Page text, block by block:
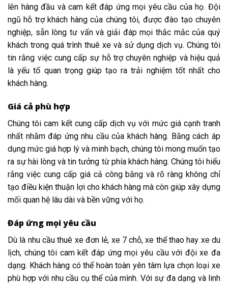
lên hàng đầu và cam kết đáp ứng mọi yêu cầu của họ. Đội
ngũ hỗ trợ khách hàng của chúng tôi, được đào tạo chuyên
nghiệp, sẵn lòng tư vấn và giải đáp mọi thắc mắc của quý
khách trong quá trình thuê xe và sử dụng dịch vụ. Chúng tôi
tin rằng việc cung cấp sự hỗ trợ chuyên nghiệp và hiệu quả
là yếu tố quan trọng giúp tạo ra trải nghiệm tốt nhất cho
khách hàng.
Giá cả phù hợp
Chúng tôi cam kết cung cấp dịch vụ với mức giá cạnh tranh
nhất nhằm đáp ứng nhu cầu của khách hàng. Bằng cách áp
dụng mức giá hợp lý và minh bạch, chúng tôi mong muốn tạo
ra sự hài lòng và tin tưởng từ phía khách hàng. Chúng tôi hiểu
rằng việc cung cấp giá cả công bằng và rõ ràng không chỉ
tạo điều kiện thuận lợi cho khách hàng mà còn giúp xây dựng
mối quan hệ lâu dài và bền vững với họ.
Đáp ứng mọi yêu cầu
Dù là nhu cầu thuê xe đơn lẻ, xe 7 chỗ, xe thể thao hay xe du
lịch, chúng tôi cam kết đáp ứng mọi yêu cầu với đội xe đa
dạng. Khách hàng có thể hoàn toàn yên tâm lựa chọn loại xe
phù hợp với nhu cầu cụ thể của mình. Với sự đa dạng và linh